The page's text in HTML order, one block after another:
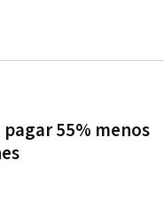
55% menos